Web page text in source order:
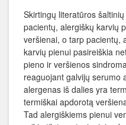
Skirtingų literatūros
pacientų, alergiškų karvių
veršienai, o tarp pacientų,
karvių pienui pasireiškia
pieno ir veršienos
reaguojant galvijų serumo
alergenas iš dalies yra
termiškai apdorotą
Tad alergiškiems pienui